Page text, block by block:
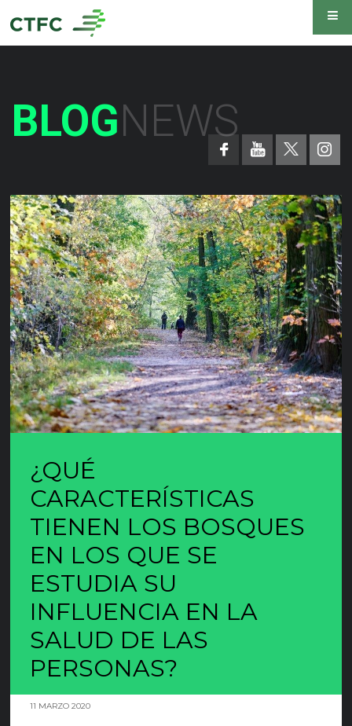
BLOGNEWS
¿QUÉ
CARACTERÍSTICAS
TIENEN LOS BOSQUES
EN LOS QUE SE
ESTUDIA SU
INFLUENCIA EN LA
SALUD DE LAS
PERSONAS?
11 MARZO 2020